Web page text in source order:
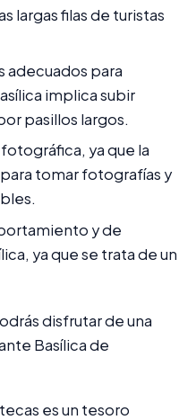
largas filas de turistas
adecuados para
implica subir
pasillos largos.
ya que la
tomar fotografías y
y de
ya que se trata de un
disfrutar de una
Basílica de
es un tesoro